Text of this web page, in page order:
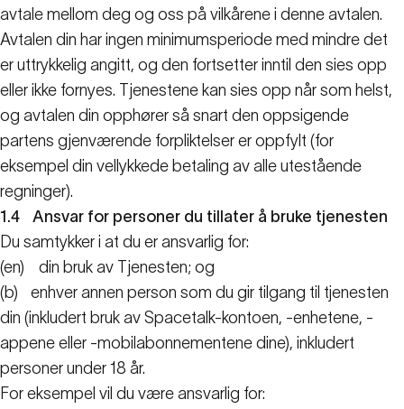
avtale mellom deg og oss på vilkårene i denne avtalen.
Avtalen din har ingen minimumsperiode med mindre det
er uttrykkelig angitt, og den fortsetter inntil den sies opp
eller ikke fornyes. Tjenestene kan sies opp når som helst,
og avtalen din opphører så snart den oppsigende
partens gjenværende forpliktelser er oppfylt (for
eksempel din vellykkede betaling av alle utestående
regninger).
1.4
Ansvar for personer du tillater å bruke tjenesten
Du samtykker i at du er ansvarlig for:
(en)
din bruk av Tjenesten; og
(b)
enhver annen person som du gir tilgang til tjenesten
din (inkludert bruk av Spacetalk-kontoen, -enhetene, -
appene eller -mobilabonnementene dine), inkludert
personer under 18 år.
For eksempel vil du være ansvarlig for: